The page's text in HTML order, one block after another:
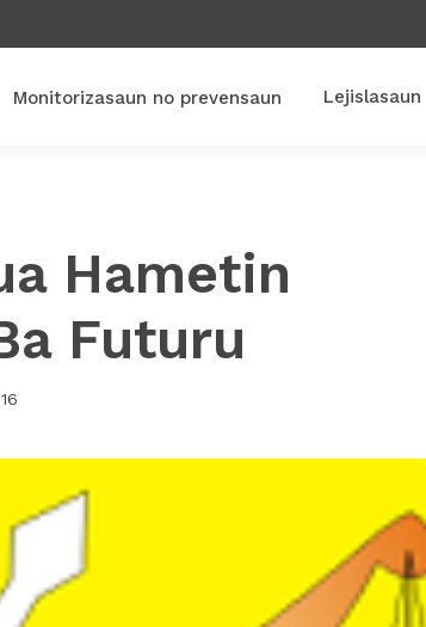
Monitorizasaun no prevensaun Lejislasaun
Hametin
Futuru